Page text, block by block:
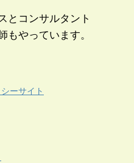
とコンサルタント
もやっています。
ーサイト